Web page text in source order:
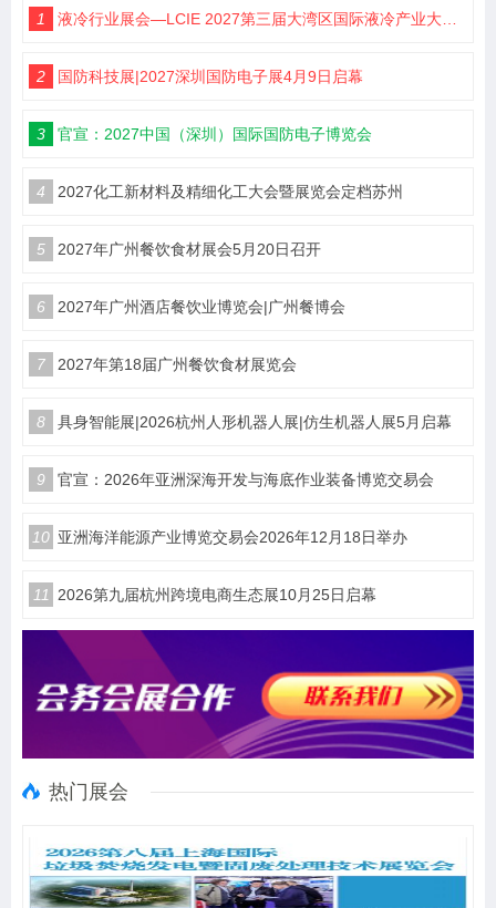
1 液冷行业展会—LCIE 2027第三届大湾区国际液冷产业大会暨展览会（深圳）
2 国防科技展|2027深圳国防电子展4月9日启幕
3 官宣：2027中国（深圳）国际国防电子博览会
4 2027化工新材料及精细化工大会暨展览会定档苏州
5 2027年广州餐饮食材展会5月20日召开
6 2027年广州酒店餐饮业博览会|广州餐博会
7 2027年第18届广州餐饮食材展览会
8 具身智能展|2026杭州人形机器人展|仿生机器人展5月启幕
9 官宣：2026年亚洲深海开发与海底作业装备博览交易会
10 亚洲海洋能源产业博览交易会2026年12月18日举办
11 2026第九届杭州跨境电商生态展10月25日启幕
热门展会